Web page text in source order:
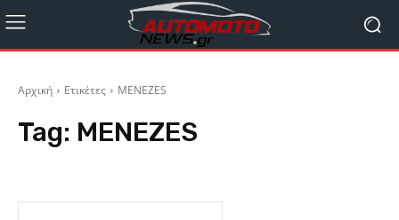
Αρχική Ετικέτες MENEZES
Tag: MENEZES